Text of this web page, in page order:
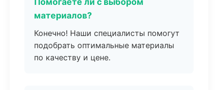
материалов?
Конечно! Наши специалисты помогут
подобрать оптимальные материалы
по качеству и цене.